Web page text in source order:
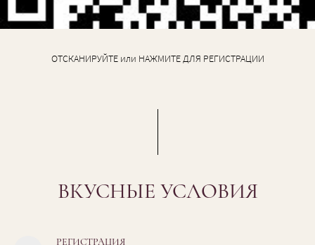
ОТСКАНИРУЙТЕ или НАЖМИТЕ ДЛЯ РЕГИСТРАЦИИ
ВКУСНЫЕ УСЛОВИЯ
РЕГИСТРАЦИЯ